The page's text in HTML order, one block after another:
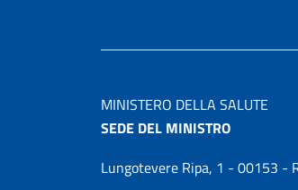
MINISTERO DELLA SALUTE
SEDE DEL MINISTRO
Lungotevere Ripa, 1 - 00153 -